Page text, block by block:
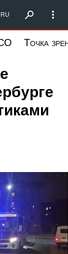
Запад
RU
Точка